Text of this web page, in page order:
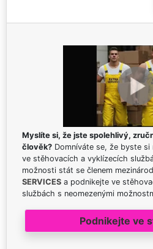
Myslíte si, že jste spolehlivý,
člověk? Domníváte se, že byste
ve stěhovacích a vyklízecích
možnosti stát se členem
SERVICES a podnikejte ve
službách s neomezenými
Podnikejte ve